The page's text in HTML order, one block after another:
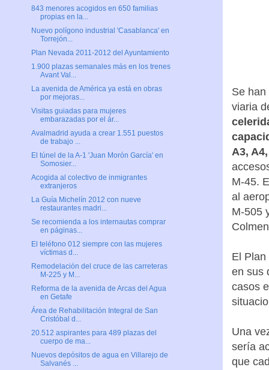
Se
viaria
A3,
M-45.
al
M-505
El
en sus
casos
Una
sería
que
843 menores acogidos en 650 familias
propias en la...
Nuevo polígono industrial 'Casablanca' en
Torrejón...
Plan Nevada 2011-2012 del Ayuntamiento
1.900 plazas semanales más en los trenes
Avant Val...
La avenida de América ya está en obras
por mejoras...
Visitas guiadas para mujeres
embarazadas por el ár...
Avalmadrid ayuda a crear 1.551 puestos
de trabajo ...
El túnel de la A-1 'Juan Morón García' en
Somosier...
Acogida al colectivo de inmigrantes
extranjeros
La Guía Michelín 2012 con nueve
restaurantes madri...
Se recomienda a los internautas comprar
en páginas...
El teléfono 012 siempre con las mujeres
víctimas d...
Remodelación del cruce de las carreteras
M-225 y M...
Reforma de la avenida de Arcas del Agua
en Getafe
Área de Rehabilitación Integral de San
Cristóbal d...
20.512 aspirantes para 489 plazas del
cuerpo de ma...
Nuevos depósitos de agua en Villarejo de
Salvanés ...